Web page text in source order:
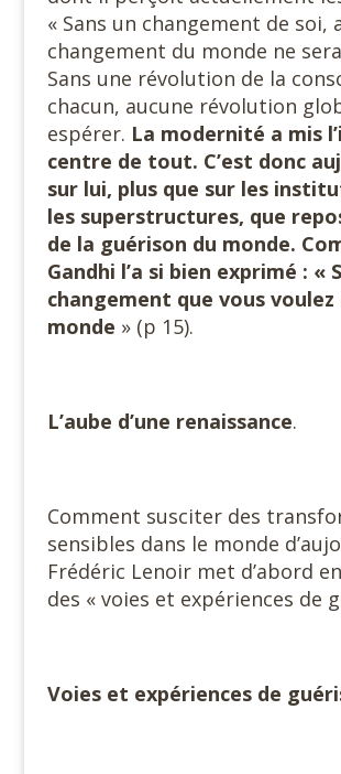
« Sans un changement de soi,
changement du monde ne
Sans une révolution de la
chacun, aucune révolution
espérer. La modernité a mis
centre de tout. C’est donc
sur lui, plus que sur les
les superstructures, que
de la guérison du monde.
Gandhi l’a si bien exprimé : «
changement que vous voulez
monde » (p 15).
L’aube d’une renaissance.
Comment susciter des
sensibles dans le monde
Frédéric Lenoir met d’abord
des « voies et expériences de
Voies et expériences de